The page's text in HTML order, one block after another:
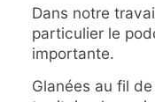
Dans notre
particulier le
importante.
Glanées au fil